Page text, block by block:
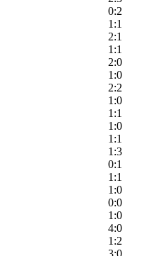
0:2
1:1
2:1
1:1
2:0
1:0
2:2
1:0
1:1
1:0
1:1
1:3
0:1
1:1
1:0
0:0
1:0
4:0
1:2